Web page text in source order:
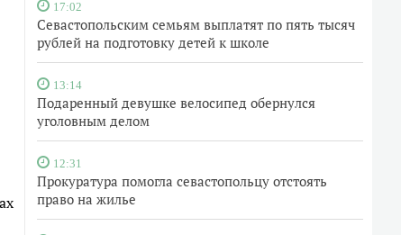
17:02
Севастопольским семьям выплатят по пять тысяч
рублей на подготовку детей к школе
13:14
Подаренный девушке велосипед обернулся
уголовным делом
12:31
Прокуратура помогла севастопольцу отстоять
право на жилье